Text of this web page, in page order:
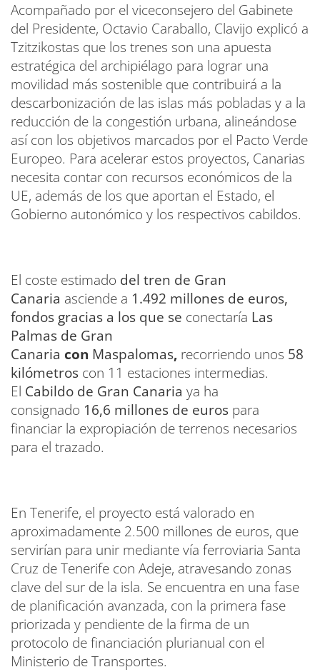
Acompañado por el viceconsejero del Gabinete
del Presidente, Octavio Caraballo, Clavijo explicó a
Tzitzikostas que los trenes son una apuesta
estratégica del archipiélago para lograr una
movilidad más sostenible que contribuirá a la
descarbonización de las islas más pobladas y a la
reducción de la congestión urbana, alineándose
así con los objetivos marcados por el Pacto Verde
Europeo. Para acelerar estos proyectos, Canarias
necesita contar con recursos económicos de la
UE, además de los que aportan el Estado, el
Gobierno autonómico y los respectivos cabildos.
El coste estimado del tren de Gran
Canaria asciende a 1.492 millones de euros,
fondos gracias a los que se conectaría Las
Palmas de Gran
Canaria con Maspalomas, recorriendo unos 58
kilómetros con 11 estaciones intermedias.
El Cabildo de Gran Canaria ya ha
consignado 16,6 millones de euros para
financiar la expropiación de terrenos necesarios
para el trazado.
En Tenerife, el proyecto está valorado en
aproximadamente 2.500 millones de euros, que
servirían para unir mediante vía ferroviaria Santa
Cruz de Tenerife con Adeje, atravesando zonas
clave del sur de la isla. Se encuentra en una fase
de planificación avanzada, con la primera fase
priorizada y pendiente de la firma de un
protocolo de financiación plurianual con el
Ministerio de Transportes.